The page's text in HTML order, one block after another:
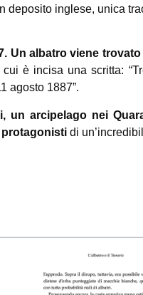
deposito inglese, unica
Un albatro viene
è incisa una scritta:
agosto 1887”.
un arcipelago nei
protagonisti di